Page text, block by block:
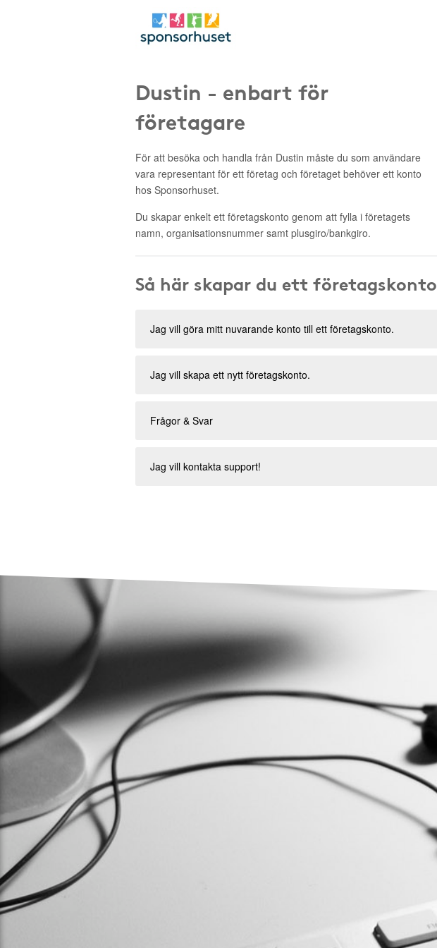
Dustin - enbart för
företagare
För att besöka och handla från Dustin måste du som användare
vara representant för ett företag och företaget behöver ett konto
hos Sponsorhuset.
Du skapar enkelt ett företagskonto genom att fylla i företagets
namn, organisationsnummer samt plusgiro/bankgiro.
Så här skapar du ett företagskonto
Jag vill göra mitt nuvarande konto till ett företagskonto.
Jag vill skapa ett nytt företagskonto.
Frågor & Svar
Jag vill kontakta support!